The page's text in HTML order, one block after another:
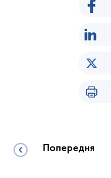
Попередня